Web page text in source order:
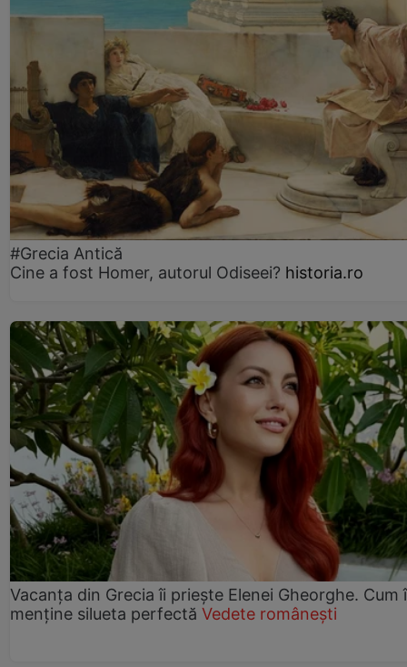
#Grecia Antică
Cine a fost Homer, autorul Odiseei? historia.ro
Vacanța din Grecia îi priește Elenei Gheorghe. Cum
menține silueta perfectă Vedete românești